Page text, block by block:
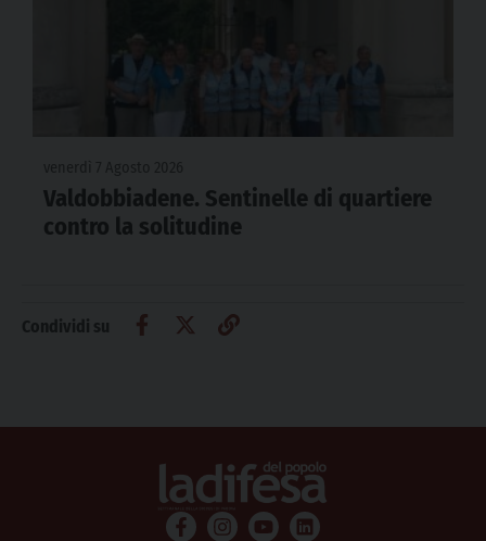
Valdobbiadene. Sentinelle di quartiere
contro la solitudine
Condividi su